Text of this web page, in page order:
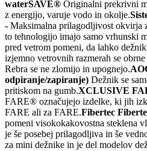
waterSAVE® Originalni prekrivni
z energijo, varuje vodo in okolje.
- Maksimalna prilagodljivost okvirja
to tehnologijo imajo samo vrhunski
pred vetrom pomeni, da lahko
izjemno vetrovnih razmerah se
Rebra se ne zlomijo in upognejo.
odpiranje/zapiranje) Dežnik se
pritiskom na gumb.XCLUSIVE
FARE® označujejo izdelke, ki jih
FARE ali za FARE.Fibertec
pomeni visokokakovostna steklena
je še posebej prilagodljiva in še
za mini dežnike in je del modelov